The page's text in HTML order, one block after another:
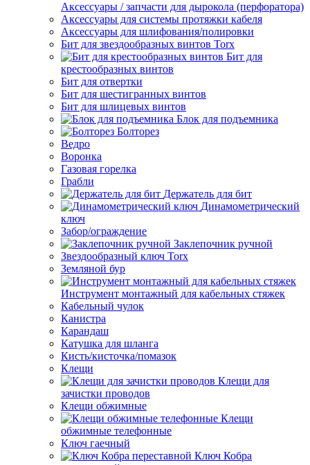
Аксессуары / запчасти для дырокола (перфоратора)
Аксессуары для системы протяжки кабеля
Аксессуары для шлифования/полировки
Бит для звездообразных винтов Torx
Бит для
крестообразных винтов
Бит для отвертки
Бит для шестигранных винтов
Бит для шлицевых винтов
Блок для подъемника
Болторез
Ведро
Воронка
Газовая горелка
Грабли
Держатель для бит
Динамометрический
ключ
Забор/ограждение
Заклепочник ручной
Звездообразный ключ Torx
Земляной бур
Инструмент монтажный для кабельных стяжек
Кабельный чулок
Канистра
Карандаш
Катушка для шланга
Кисть/кисточка/помазок
Клещи
Клещи для
зачистки проводов
Клещи обжимные
Клещи
обжимные телефонные
Ключ гаечный
Ключ Кобра